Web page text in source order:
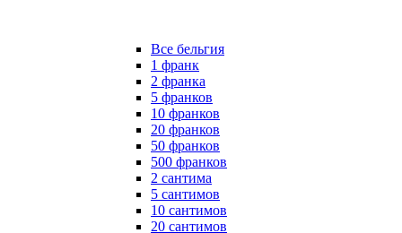
Все бельгия
1 франк
2 франка
5 франков
10 франков
20 франков
50 франков
500 франков
2 сантима
5 сантимов
10 сантимов
20 сантимов